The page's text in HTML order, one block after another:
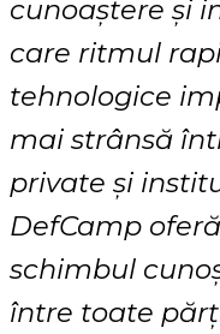
cunoaștere și
care ritmul
tehnologice
mai strânsă
private și
DefCamp
schimbul
între toate